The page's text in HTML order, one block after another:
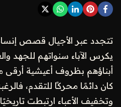
تتجدد عبر الأجيال قصص
يكرس الآباء سنواتهم للجهد
أبناؤهم بظروف أعيشية أرقى
كان دائمًا محركًا للتقدم،
وتخفيف الأعباء ارتبطت